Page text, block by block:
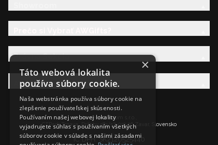
Právna Sekcia
AW Rodina
Ancient Wisdom s.r.o.,
CTPark Trnava, Prílohy 583/57, 919 26 Zavar, Slovensko
IČ DPH: SK2120525440
×
Táto webová lokalita
používa súbory cookie.
Naša webstránka používa súbory cookie na
zlepšenie používateľskej skúsenosti.
Používaním našej webovej lokality
vyjadrujete súhlas s používaním všetkých
súborov cookie v súlade s našimi zásadami